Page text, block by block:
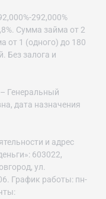
292,000%
Сумма займа от 2
от 1 (одного) до 180
Без залога и
Генеральный
дата назначения
и адрес
603022,
ул.
График работы: пн-